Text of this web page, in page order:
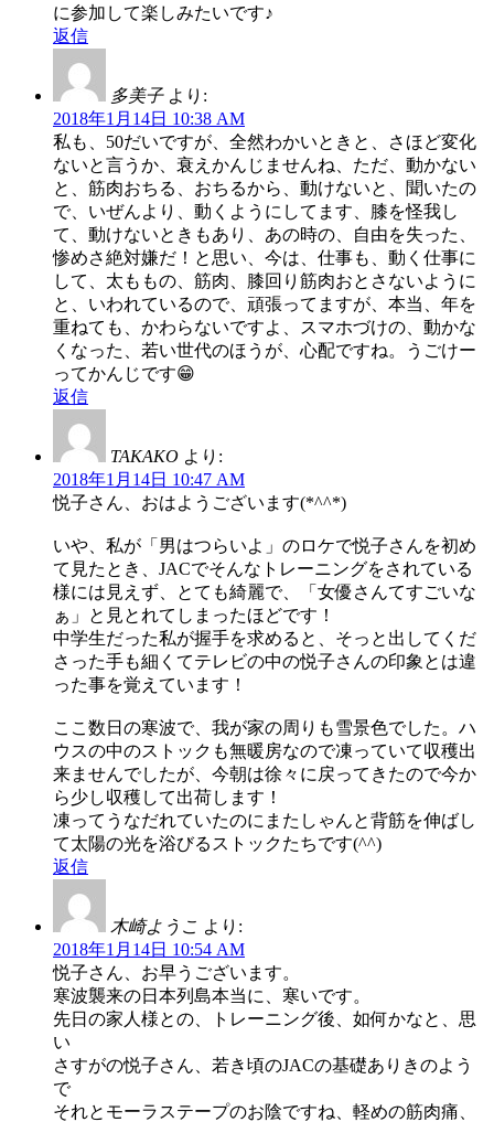
に参加して楽しみたいです♪
返信
多美子 より:
2018年1月14日 10:38 AM
私も、50だいですが、全然わかいときと、さほど変化
ないと言うか、衰えかんじませんね、ただ、動かない
と、筋肉おちる、おちるから、動けないと、聞いたの
で、いぜんより、動くようにしてます、膝を怪我し
て、動けないときもあり、あの時の、自由を失った、
惨めさ絶対嫌だ！と思い、今は、仕事も、動く仕事に
して、太ももの、筋肉、膝回り筋肉おとさないように
と、いわれているので、頑張ってますが、本当、年を
重ねても、かわらないですよ、スマホづけの、動かな
くなった、若い世代のほうが、心配ですね。うごけー
ってかんじです😁
返信
TAKAKO より:
2018年1月14日 10:47 AM
悦子さん、おはようございます(*^^*)
いや、私が「男はつらいよ」のロケで悦子さんを初め
て見たとき、JACでそんなトレーニングをされている
様には見えず、とても綺麗で、「女優さんてすごいな
ぁ」と見とれてしまったほどです！
中学生だった私が握手を求めると、そっと出してくだ
さった手も細くてテレビの中の悦子さんの印象とは違
った事を覚えています！
ここ数日の寒波で、我が家の周りも雪景色でした。ハ
ウスの中のストックも無暖房なので凍っていて収穫出
来ませんでしたが、今朝は徐々に戻ってきたので今か
ら少し収穫して出荷します！
凍ってうなだれていたのにまたしゃんと背筋を伸ばし
て太陽の光を浴びるストックたちです(^^)
返信
木崎ようこ より:
2018年1月14日 10:54 AM
悦子さん、お早うございます。
寒波襲来の日本列島本当に、寒いです。
先日の家人様との、トレーニング後、如何かなと、思
い
さすがの悦子さん、若き頃のJACの基礎ありきのよう
で
それとモーラステープのお陰ですね、軽めの筋肉痛、